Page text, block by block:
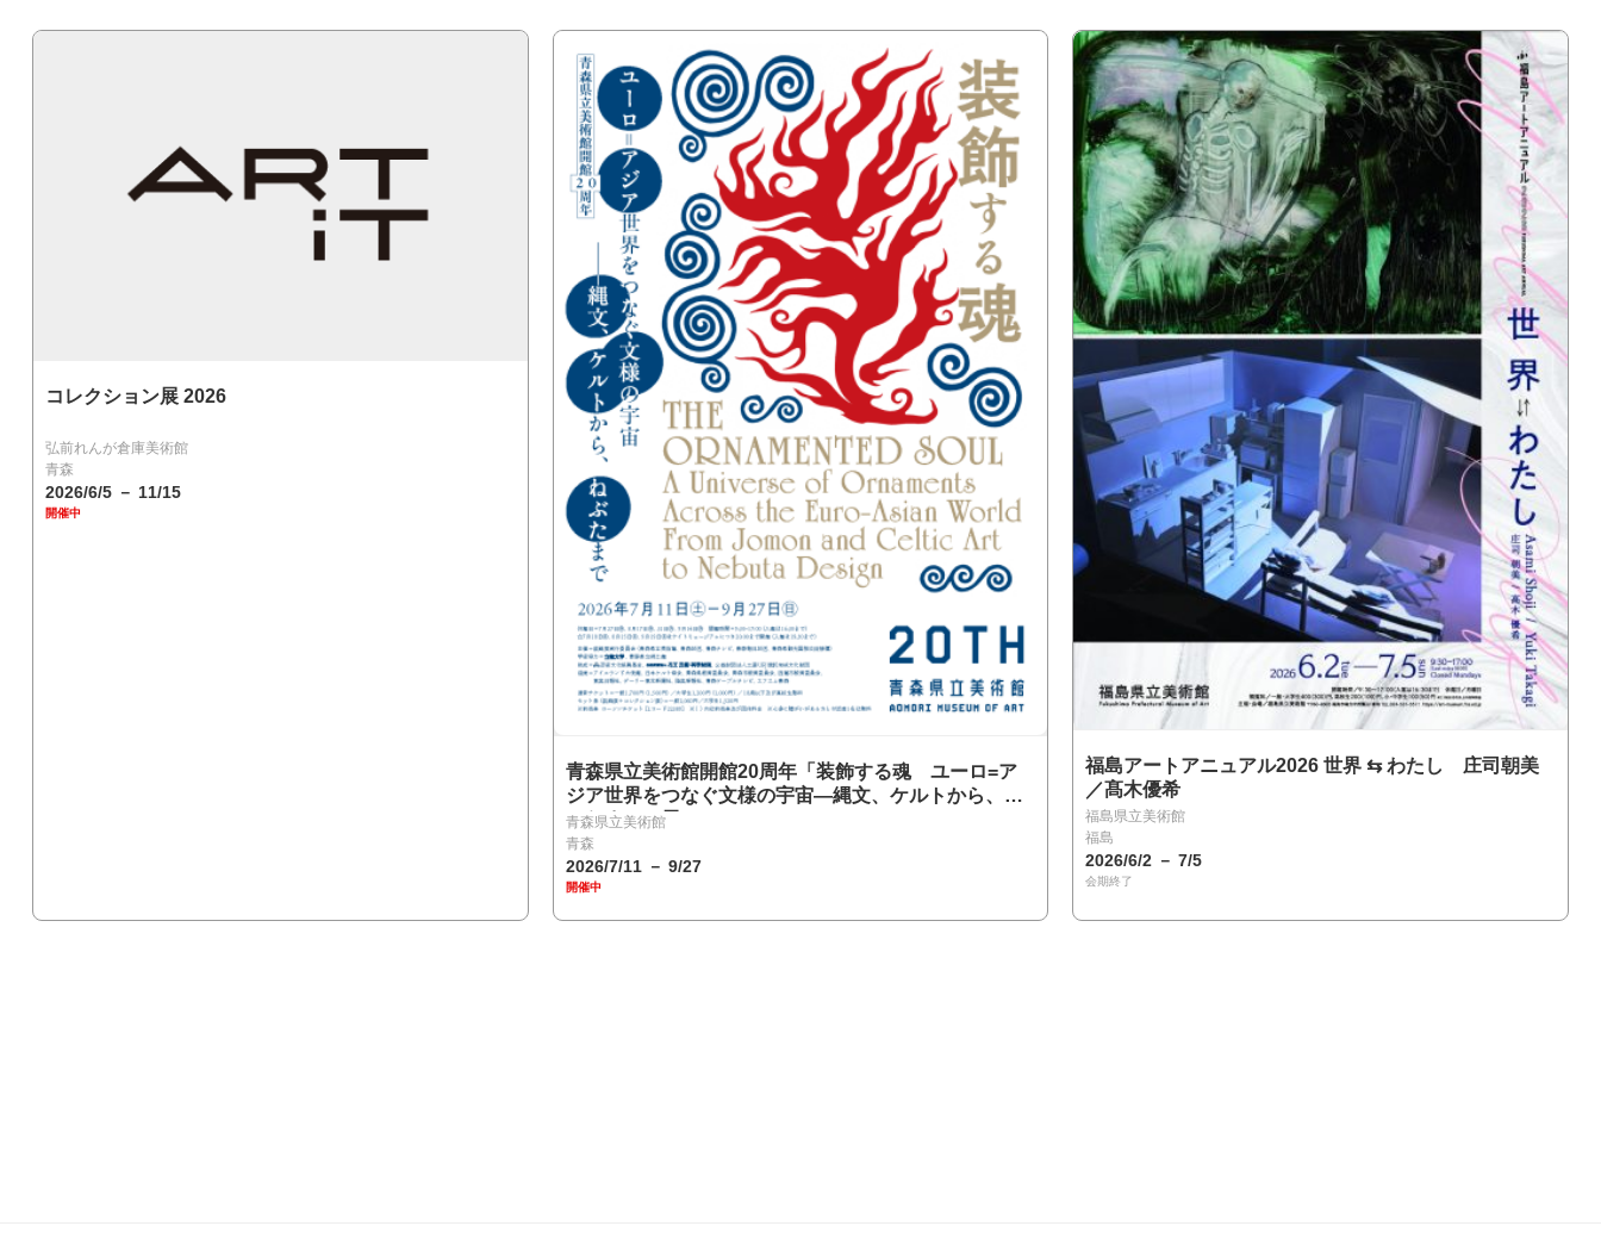
コレクション展 2026
弘前れんが倉庫美術館
青森
2026/6/5 － 11/15
開催中
青森県立美術館開館20周年「装飾する魂 ユーロ=ア
ジア世界をつなぐ文様の宇宙―縄文、ケルトから、ね
ぶたまで」展
青森県立美術館
青森
2026/7/11 － 9/27
開催中
福島アートアニュアル2026 世界 ⇆ わたし 庄司朝美
／髙木優希
福島県立美術館
福島
2026/6/2 － 7/5
会期終了